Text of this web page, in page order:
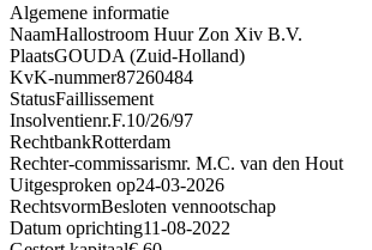
Algemene informatie
NaamHallostroom Huur Zon Xiv B.V.
PlaatsGOUDA (Zuid-Holland)
KvK-nummer87260484
StatusFaillissement
Insolventienr.F.10/26/97
RechtbankRotterdam
Rechter-commissarismr. M.C. van den Hout
Uitgesproken op24-03-2026
RechtsvormBesloten vennootschap
Datum oprichting11-08-2022